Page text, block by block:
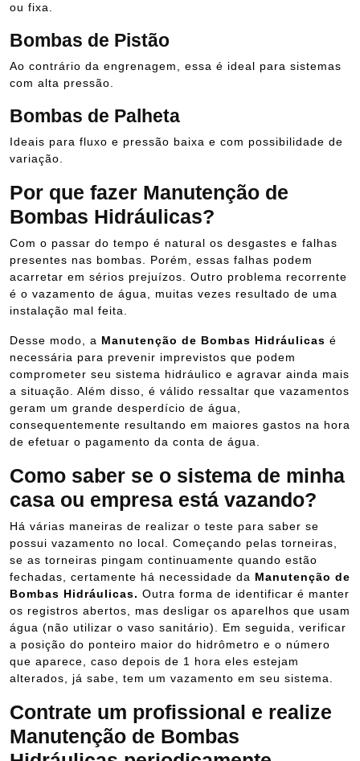
ou fixa.
Bombas de Pistão
Ao contrário da engrenagem, essa é ideal para sistemas
com alta pressão.
Bombas de Palheta
Ideais para fluxo e pressão baixa e com possibilidade de
variação.
Por que fazer Manutenção de
Bombas Hidráulicas?
Com o passar do tempo é natural os desgastes e falhas
presentes nas bombas. Porém, essas falhas podem
acarretar em sérios prejuízos. Outro problema recorrente
é o vazamento de água, muitas vezes resultado de uma
instalação mal feita.
Desse modo, a Manutenção de Bombas Hidráulicas é
necessária para prevenir imprevistos que podem
comprometer seu sistema hidráulico e agravar ainda mais
a situação. Além disso, é válido ressaltar que vazamentos
geram um grande desperdício de água,
consequentemente resultando em maiores gastos na hora
de efetuar o pagamento da conta de água.
Como saber se o sistema de minha
casa ou empresa está vazando?
Há várias maneiras de realizar o teste para saber se
possui vazamento no local. Começando pelas torneiras,
se as torneiras pingam continuamente quando estão
fechadas, certamente há necessidade da Manutenção de
Bombas Hidráulicas. Outra forma de identificar é manter
os registros abertos, mas desligar os aparelhos que usam
água (não utilizar o vaso sanitário). Em seguida, verificar
a posição do ponteiro maior do hidrômetro e o número
que aparece, caso depois de 1 hora eles estejam
alterados, já sabe, tem um vazamento em seu sistema.
Contrate um profissional e realize
Manutenção de Bombas